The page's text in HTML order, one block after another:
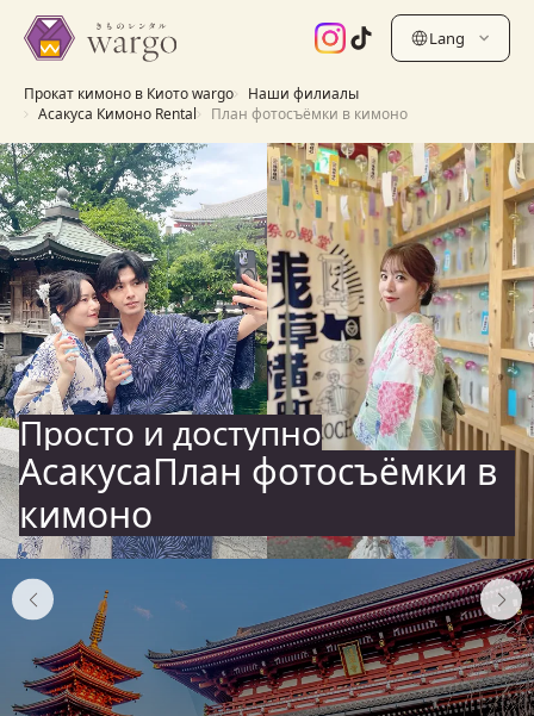
Lang
Прокат кимоно в Киото wargo
Наши филиалы
Асакуса Кимоно Rental
План фотосъёмки в кимоно
Просто и доступно
АсакусаПлан фотосъёмки в
кимоно